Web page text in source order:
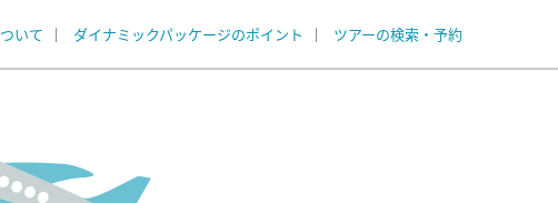
いて ダイナミックパッケージのポイント ツアーの検索・予約